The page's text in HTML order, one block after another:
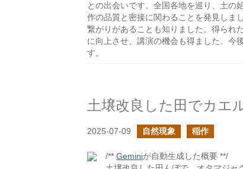
との出会いです。全国各地を巡り、土の
作の品質と密接に関わることを発見しま
繋がりがあることも知りました。得られ
に向上させ、講演の機会も得ました。今
す。
土壌改良した田でカエ
2025-07-09 自然現象 稲作
/** Geminiが自動生成した概要 **/